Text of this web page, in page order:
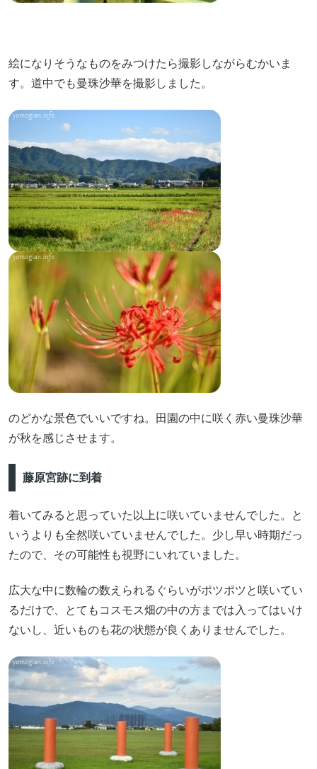
絵になりそうなものをみつけたら撮影しながらむかいま
す。道中でも曼珠沙華を撮影しました。
のどかな景色でいいですね。田園の中に咲く赤い曼珠沙華
が秋を感じさせます。
藤原宮跡に到着
着いてみると思っていた以上に咲いていませんでした。と
いうよりも全然咲いていませんでした。少し早い時期だっ
たので、その可能性も視野にいれていました。
広大な中に数輪の数えられるぐらいがポツポツと咲いてい
るだけで、とてもコスモス畑の中の方までは入ってはいけ
ないし、近いものも花の状態が良くありませんでした。